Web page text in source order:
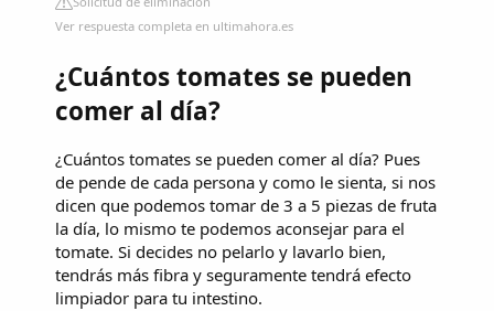
Ver respuesta completa en ultimahora.es
¿Cuántos tomates se pueden
comer al día?
¿Cuántos tomates se pueden comer al día? Pues
de pende de cada persona y como le sienta, si nos
dicen que podemos tomar de 3 a 5 piezas de fruta
la día, lo mismo te podemos aconsejar para el
tomate. Si decides no pelarlo y lavarlo bien,
tendrás más fibra y seguramente tendrá efecto
limpiador para tu intestino.